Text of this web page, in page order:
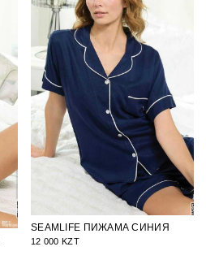
SEAMLIFE ПИЖАМА СИНИЯ
12 000 KZT